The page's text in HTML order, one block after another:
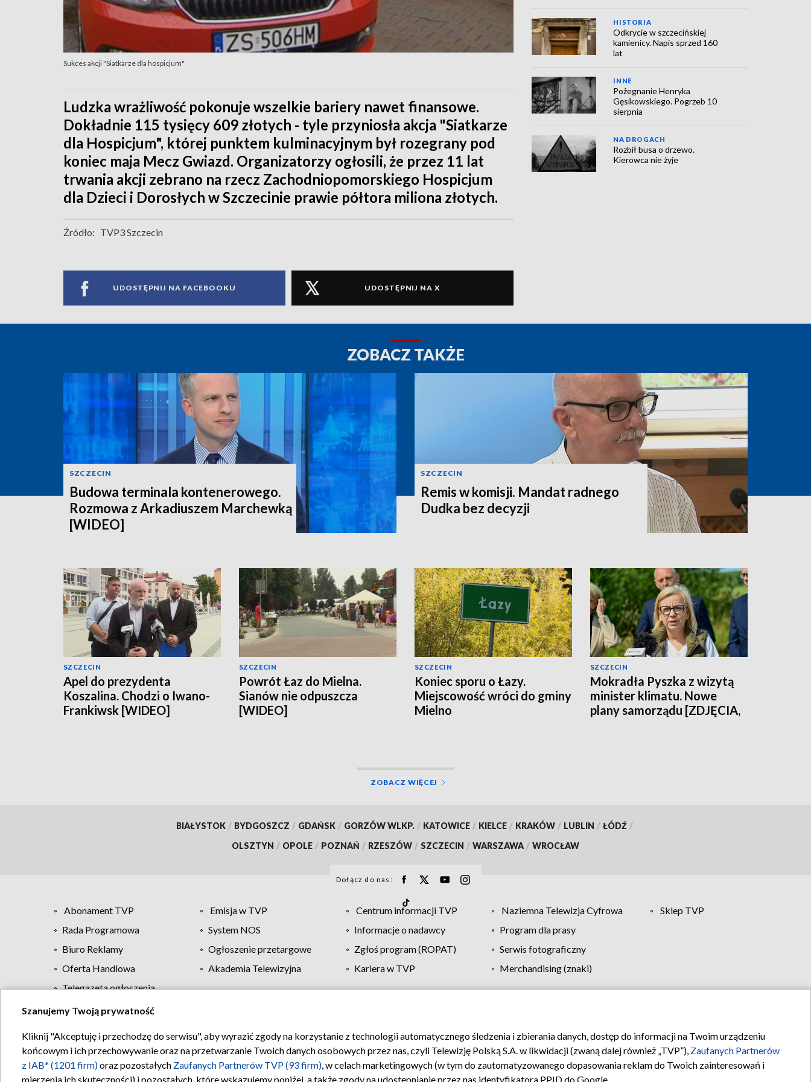
Sukces akcji "Siatkarze dla hospicjum"
Ludzka wrażliwość pokonuje wszelkie bariery nawet finansowe.
Dokładnie 115 tysięcy 609 złotych - tyle przyniosła akcja "Siatkarze
dla Hospicjum", której punktem kulminacyjnym był rozegrany pod
koniec maja Mecz Gwiazd. Organizatorzy ogłosili, że przez 11 lat
trwania akcji zebrano na rzecz Zachodniopomorskiego Hospicjum
dla Dzieci i Dorosłych w Szczecinie prawie półtora miliona złotych.
Źródło: TVP3 Szczecin
UDOSTĘPNIJ NA FACEBOOKU UDOSTĘPNIJ NA X
HISTORIA
Odkrycie w szczecińskiej
kamienicy. Napis sprzed 160
lat
INNE
Pożegnanie Henryka
Gęsikowskiego. Pogrzeb 10
sierpnia
NA DROGACH
Rozbił busa o drzewo.
Kierowca nie żyje
ZOBACZ TAKŻE
SZCZECIN
Budowa terminala kontenerowego.
Rozmowa z Arkadiuszem Marchewką
[WIDEO]
SZCZECIN
Remis w komisji. Mandat radnego
Dudka bez decyzji
SZCZECIN
Apel do prezydenta
Koszalina. Chodzi o Iwano-
Frankiwsk [WIDEO]
SZCZECIN
Powrót Łaz do Mielna.
Sianów nie odpuszcza
[WIDEO]
SZCZECIN
Koniec sporu o Łazy.
Miejscowość wróci do gminy
Mielno
SZCZECIN
Mokradła Pyszka z wizytą
minister klimatu. Nowe
plany samorządu [ZDJĘCIA,
ZOBACZ WIĘCEJ
BIAŁYSTOK / BYDGOSZCZ / GDAŃSK / GORZÓW WLKP. / KATOWICE / KIELCE / KRAKÓW / LUBLIN / ŁÓDŹ /
OLSZTYN / OPOLE / POZNAŃ / RZESZÓW / SZCZECIN / WARSZAWA / WROCŁAW
Dołącz do nas:
Abonament TVP Emisja w TVP Centrum informacji TVP Naziemna Telewizja Cyfrowa
Sklep TVP
Rada Programowa
System NOS Informacje o nadawcy
Program dla prasy
Biuro Reklamy
Ogłoszenie przetargowe Zgłoś program (ROPAT)
Serwis fotograficzny
Oferta Handlowa
Akademia Telewizyjna Kariera w TVP
Merchandising (znaki)
Telegazeta ogłoszenia
Regulamin TVP Polityka prywatności Moje zgody Pomoc Biuro reklamy Kontakt
Szanujemy Twoją prywatność
Kliknij "Akceptuję i przechodzę do serwisu", aby wyrazić zgody na korzystanie z technologii automatycznego śledzenia i zbierania danych, dostęp do informacji na Twoim urządzeniu
końcowym i ich przechowywanie oraz na przetwarzanie Twoich danych osobowych przez nas, czyli Telewizję Polską S.A. w likwidacji (zwaną dalej również „TVP”), Zaufanych Partnerów
z IAB* (1201 firm)oraz pozostałych Zaufanych Partnerów TVP (93 firm), w celach marketingowych (w tym do zautomatyzowanego dopasowania reklam do Twoich zainteresowań i
mierzenia ich skuteczności) i pozostałych, które wskazujemy poniżej, a także zgody na udostępnianie przez nas identyfikatora PPID do Google.